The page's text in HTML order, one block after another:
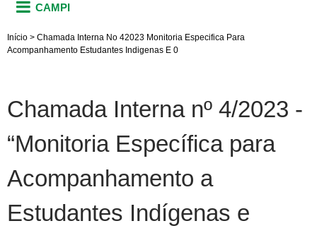
CAMPI
Início > Chamada Interna No 42023 Monitoria Especifica Para
Acompanhamento Estudantes Indigenas E 0
Chamada Interna nº 4/2023 -
“Monitoria Específica para
Acompanhamento a
Estudantes Indígenas e